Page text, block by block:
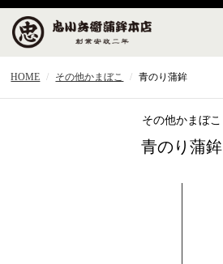
HOME その他かまぼこ 青のり蒲鉾
その他かまぼこ
青のり蒲鉾